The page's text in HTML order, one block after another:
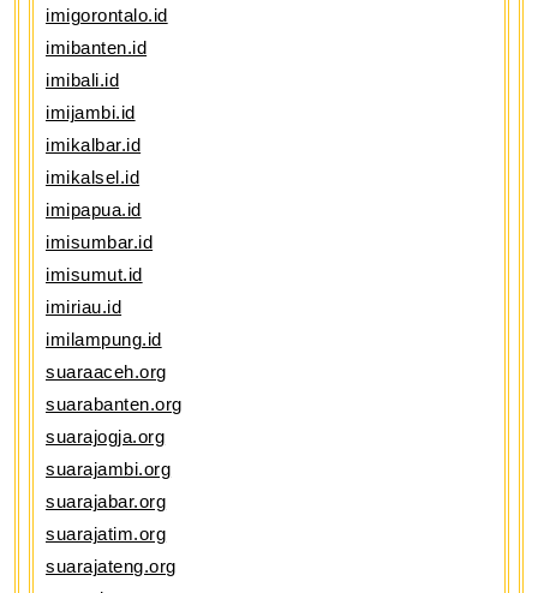
imigorontalo.id
imibanten.id
imibali.id
imijambi.id
imikalbar.id
imikalsel.id
imipapua.id
imisumbar.id
imisumut.id
imiriau.id
imilampung.id
suaraaceh.org
suarabanten.org
suarajogja.org
suarajambi.org
suarajabar.org
suarajatim.org
suarajateng.org